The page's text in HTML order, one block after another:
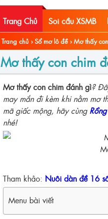
Trang Chủ Soi cầu XSMB
Trang chủ ›Sổ mơ lô đề ›Mơ thấy
Mơ thấy con chim
Mơ thấy con chim đánh gì?
may mắn đi kèm khi nằm mơ
mã giấc mộng, hãy cùng
nhé!
Tham khảo: Nuôi dàn đề 16
Menu bài viết